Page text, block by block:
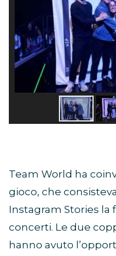
Team World ha
gioco, che
Instagram Stories la
concerti. Le due
hanno avuto